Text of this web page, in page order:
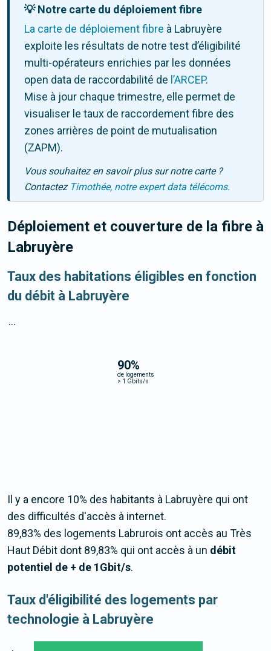
💡 Notre carte du déploiement fibre
La carte de déploiement fibre à Labruyère
exploite les résultats de notre test d’éligibilité
multi-opérateurs enrichies par les données
open data de raccordabilité de l’ARCEP.
Mise à jour chaque trimestre, elle permet de
visualiser le taux de raccordement fibre des
zones arrières de point de mutualisation
(ZAPM).
Vous souhaitez en savoir plus sur notre carte ?
Contactez Timothée, notre expert data télécoms.
Déploiement et couverture de la fibre à
Labruyère
Taux des habitations éligibles en fonction
du débit à Labruyère
90%
de logements
> 1 Gbits/s
...
Il y a encore 10% des habitants à Labruyère qui ont
des difficultés d'accès à internet.
89,83% des logements Labrurois ont accès au Très
Haut Débit dont 89,83% qui ont accès à un débit
potentiel de + de 1Gbit/s.
Taux d'éligibilité des logements par
technologie à Labruyère